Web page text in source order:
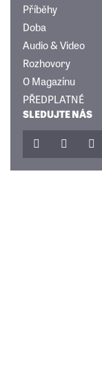
Příběhy
Doba
Audio & Video
Rozhovory
O Magazínu
PŘEDPLATNÉ
SLEDUJTE NÁS